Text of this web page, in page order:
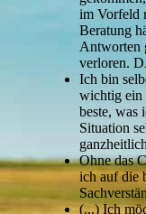
im Vorfeld
Beratung
Antworten
verloren.
Ich bin
wichtig ein
beste, was
Situation
Ohne das
ich auf die
(...) Ich